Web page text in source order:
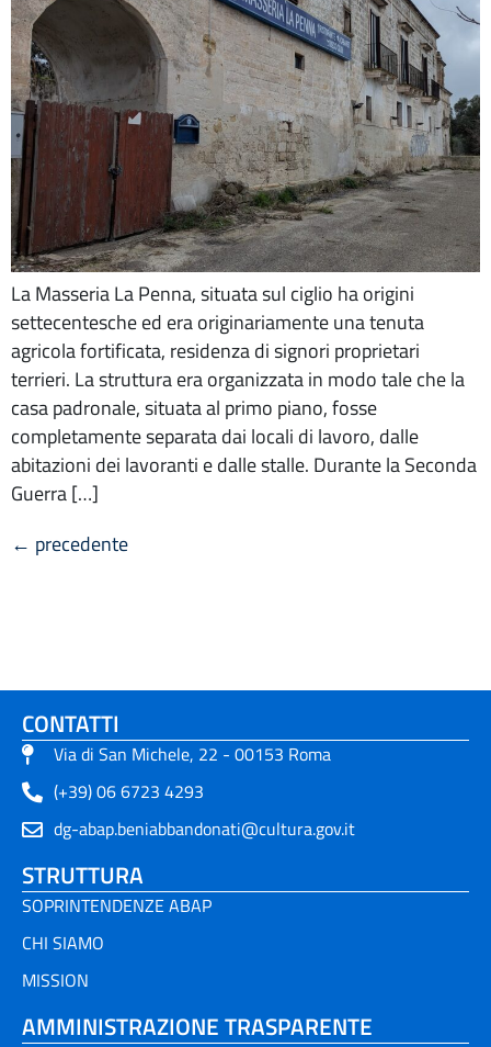
La Masseria La Penna, situata sul ciglio ha origini
settecentesche ed era originariamente una tenuta
agricola fortificata, residenza di signori proprietari
terrieri. La struttura era organizzata in modo tale che la
casa padronale, situata al primo piano, fosse
completamente separata dai locali di lavoro, dalle
abitazioni dei lavoranti e dalle stalle. Durante la Seconda
Guerra […]
← precedente
CONTATTI
Via di San Michele, 22 - 00153 Roma
(+39) 06 6723 4293
dg-abap.beniabbandonati@cultura.gov.it
STRUTTURA
SOPRINTENDENZE ABAP
CHI SIAMO
MISSION
AMMINISTRAZIONE TRASPARENTE